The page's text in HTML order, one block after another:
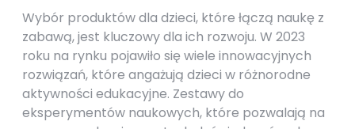
Wybór produktów dla dzieci, które łączą naukę z
zabawą, jest kluczowy dla ich rozwoju. W 2023
roku na rynku pojawiło się wiele innowacyjnych
rozwiązań, które angażują dzieci w różnorodne
aktywności edukacyjne. Zestawy do
eksperymentów naukowych, które pozwalają na